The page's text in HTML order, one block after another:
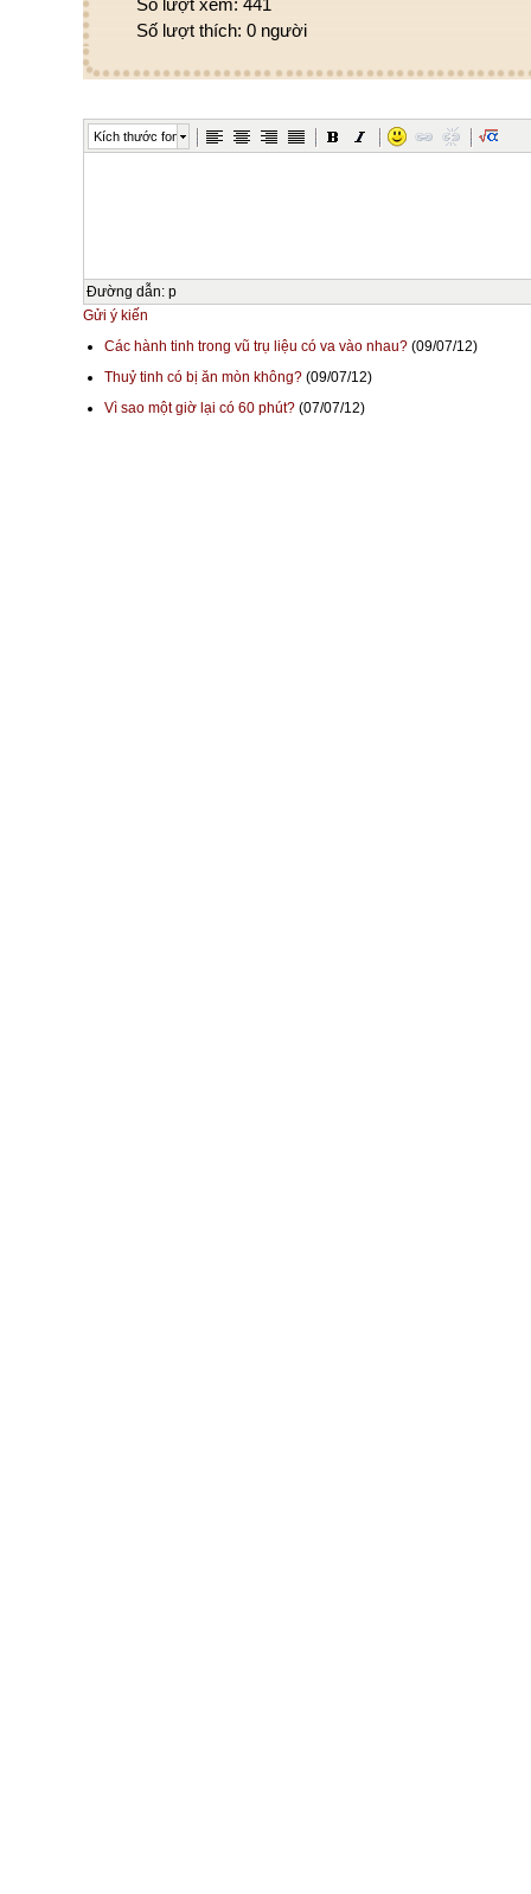
Số lượt thích: 0 người
Kích thước font
Đường dẫn: p
Gửi ý kiến
Các hành tinh trong vũ trụ liệu có va vào nhau? (09/07/12)
Thuỷ tinh có bị ăn mòn không? (09/07/12)
Vì sao một giờ lại có 60 phút? (07/07/12)